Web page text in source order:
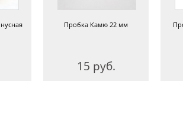
Пробка Камю 22 мм
15 руб.